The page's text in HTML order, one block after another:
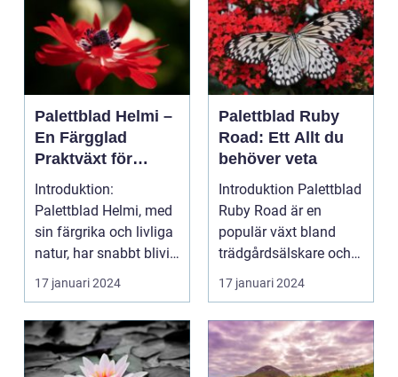
Palettblad Helmi –
En Färgglad
Praktväxt för
Hemmet
Introduktion:
Palettblad Helmi, med
sin färgrika och livliga
natur, har snabbt blivit
en favorit bla...
17 januari 2024
Palettblad Ruby
Road: Ett Allt du
behöver veta
Introduktion Palettblad
Ruby Road är en
populär växt bland
trädgårdsälskare och
inomhusväxtentusias..
17 januari 2024